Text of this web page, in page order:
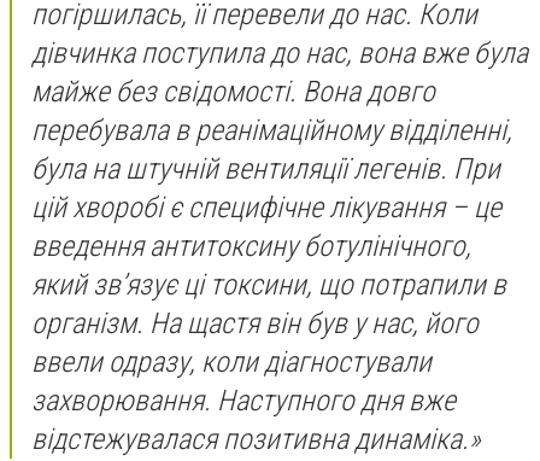
погіршилась, її перевели до нас. Коли
дівчинка поступила до нас, вона вже була
майже без свідомості. Вона довго
перебувала в реанімаційному відділенні,
була на штучній вентиляції легенів. При
цій хворобі є специфічне лікування – це
введення антитоксину ботулінічного,
який зв’язує ці токсини, що потрапили в
організм. На щастя він був у нас, його
ввели одразу, коли діагностували
захворювання. Наступного дня вже
відстежувалася позитивна динаміка.»